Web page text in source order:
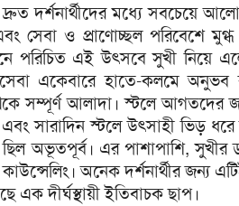
দ্রুত দর্শনার্থীদের মধ্যে সবচেয়ে
সেবা ও প্রাণোচ্ছল পরিবেশে
পরিচিত এই উৎসবে সুখী নিয়ে
একেবারে হাতে-কলমে
সম্পূর্ণ আলাদা। স্টলে আগতদের
সারাদিন স্টলে উৎসাহী ভিড়
অভূতপূর্ব। এর পাশাপাশি, সুখীর
অনেক দর্শনার্থীর জন্য
এক দীর্ঘস্থায়ী ইতিবাচক ছাপ।